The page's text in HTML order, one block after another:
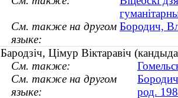
См. также на другом
языке:
Бородич,
Бародзіч, Цімур Віктаравіч
См. также:
См. также на другом
языке:
род.